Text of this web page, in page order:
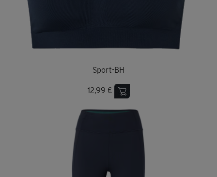
Sport-BH
12,99 €